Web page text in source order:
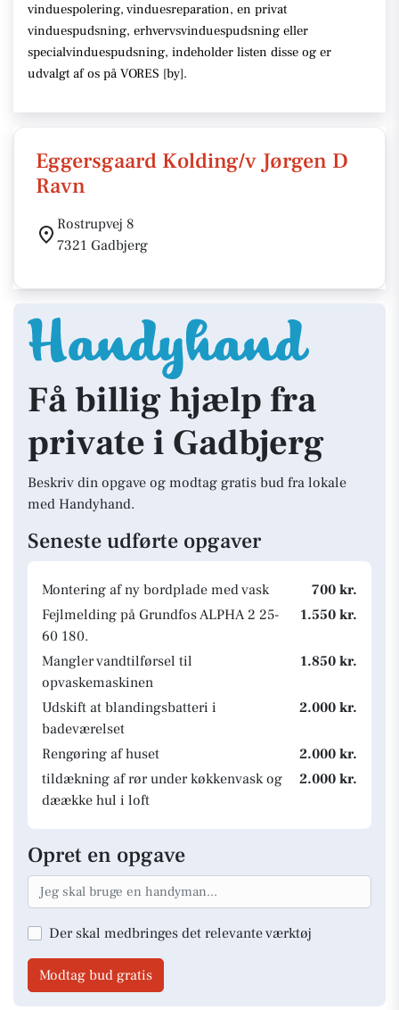
vinduespolering, vinduesreparation, en privat
vinduespudsning, erhvervsvinduespudsning eller
specialvinduespudsning, indeholder listen disse og er
udvalgt af os på VORES [by].
Eggersgaard Kolding/v Jørgen D
Ravn
Rostrupvej 8
7321 Gadbjerg
Få billig hjælp fra
private i Gadbjerg
Beskriv din opgave og modtag gratis bud fra lokale
med Handyhand.
Seneste udførte opgaver
Montering af ny bordplade med vask
700 kr.
Fejlmelding på Grundfos ALPHA 2 25-
60 180.
1.550 kr.
Mangler vandtilførsel til
opvaskemaskinen
1.850 kr.
Udskift at blandingsbatteri i
badeværelset
2.000 kr.
Rengøring af huset
2.000 kr.
tildækning af rør under køkkenvask og
dæække hul i loft
2.000 kr.
Opret en opgave
Der skal medbringes det relevante værktøj
Modtag bud gratis